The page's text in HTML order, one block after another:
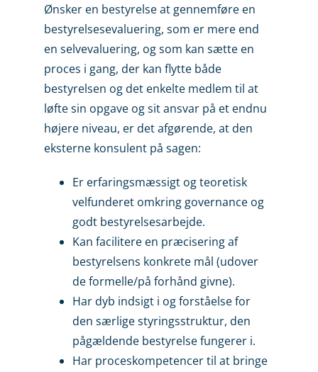
Ønsker en bestyrelse at gennemføre en
bestyrelsesevaluering, som er mere end
en selvevaluering, og som kan sætte en
proces i gang, der kan flytte både
bestyrelsen og det enkelte medlem til at
løfte sin opgave og sit ansvar på et endnu
højere niveau, er det afgørende, at den
eksterne konsulent på sagen:
Er erfaringsmæssigt og teoretisk
velfunderet omkring governance og
godt bestyrelsesarbejde.
Kan facilitere en præcisering af
bestyrelsens konkrete mål (udover
de formelle/på forhånd givne).
Har dyb indsigt i og forståelse for
den særlige styringsstruktur, den
pågældende bestyrelse fungerer i.
Har proceskompetencer til at bringe